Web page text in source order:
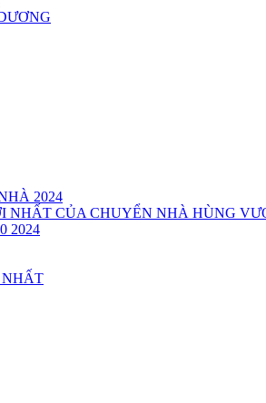
2024
NHẤT CỦA CHUYỂN NHÀ HÙNG
2024
NHẤT